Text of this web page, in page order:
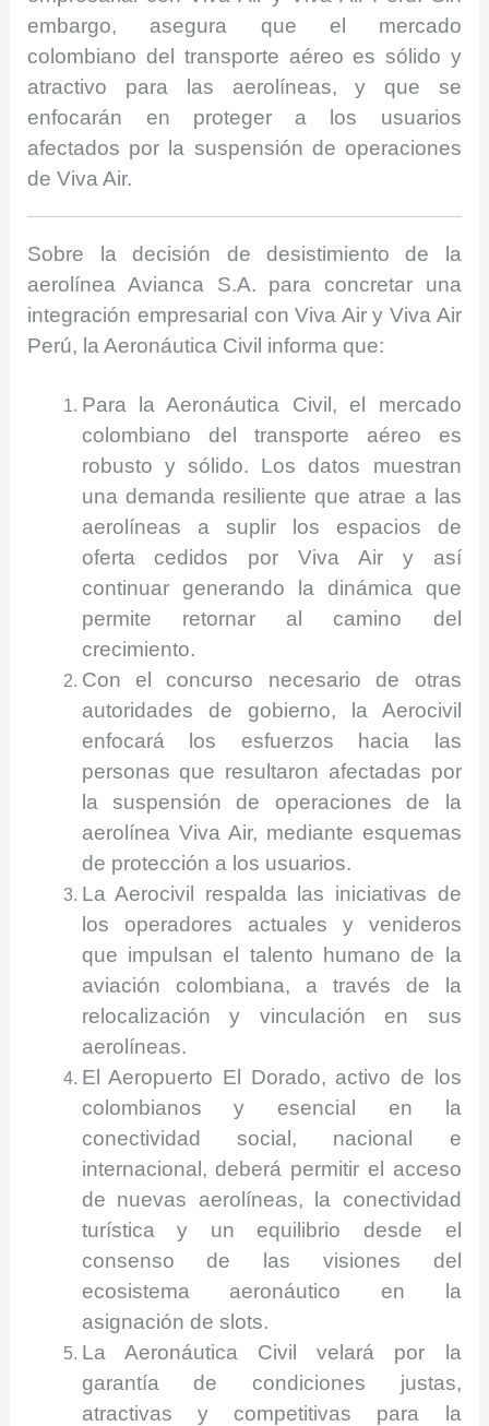
embargo, asegura que el mercado
colombiano del transporte aéreo es sólido y
atractivo para las aerolíneas, y que se
enfocarán en proteger a los usuarios
afectados por la suspensión de operaciones
de Viva Air.
Sobre la decisión de desistimiento de la
aerolínea Avianca S.A. para concretar una
integración empresarial con Viva Air y Viva Air
Perú, la Aeronáutica Civil informa que:
Para la Aeronáutica Civil, el mercado
colombiano del transporte aéreo es
robusto y sólido. Los datos muestran
una demanda resiliente que atrae a las
aerolíneas a suplir los espacios de
oferta cedidos por Viva Air y así
continuar generando la dinámica que
permite retornar al camino del
crecimiento.
Con el concurso necesario de otras
autoridades de gobierno, la Aerocivil
enfocará los esfuerzos hacia las
personas que resultaron afectadas por
la suspensión de operaciones de la
aerolínea Viva Air, mediante esquemas
de protección a los usuarios.
La Aerocivil respalda las iniciativas de
los operadores actuales y venideros
que impulsan el talento humano de la
aviación colombiana, a través de la
relocalización y vinculación en sus
aerolíneas.
El Aeropuerto El Dorado, activo de los
colombianos y esencial en la
conectividad social, nacional e
internacional, deberá permitir el acceso
de nuevas aerolíneas, la conectividad
turística y un equilibrio desde el
consenso de las visiones del
ecosistema aeronáutico en la
asignación de slots.
La Aeronáutica Civil velará por la
garantía de condiciones justas,
atractivas y competitivas para la